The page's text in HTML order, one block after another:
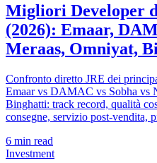
Migliori Developer
(2026): Emaar,
Meraas, Omniyat,
Confronto diretto JRE dei
Emaar vs DAMAC vs Sobha vs
Binghatti: track record, qualità
consegne, servizio post-vendita,
6 min read
Investment